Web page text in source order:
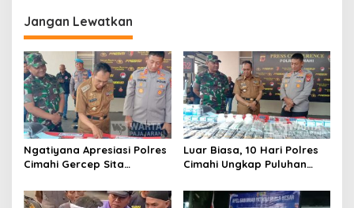
g
a
s
i
p
o
s
Jangan Lewatkan
Ngatiyana Apresiasi Polres
Cimahi Gercep Sita
Terbatas
Luar Biasa, 10 Hari Polres
Cimahi Ungkap Puluhan
Ribu Butir OKT